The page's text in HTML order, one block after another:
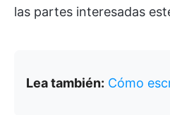
las partes interesadas
Lea también: Cómo